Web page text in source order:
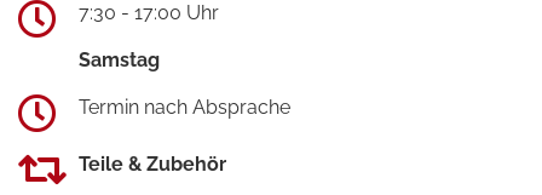
7:30 - 17:00 Uhr
Samstag
Termin nach Absprache
Teile & Zubehör